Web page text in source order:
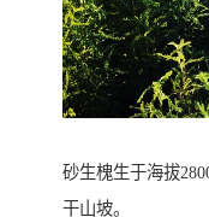
砂生槐生于海拔
干山坡。